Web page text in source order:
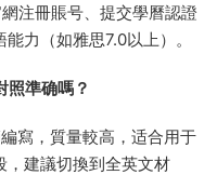
注冊賬号、提交學曆認證
力（如雅思7.0以上）。
準确嗎？
寫，質量較高，适合用于
，建議切換到全英文材